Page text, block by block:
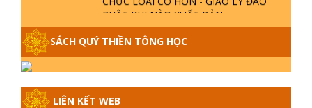
PHẬT KHI NÀO XUẤT BẢN
GIẢI ĐÁP THIỀN TÔNG ĐẶC BIỆT -
P14 - NGUỒN GỐC ÂM LỊCH DƯƠNG
LỊCH - TẦNG BÌNH LƯU LỚN ĐẾN
ĐÂU
SÁCH QUÝ THIỀN TÔNG HỌC
LIÊN KẾT WEB